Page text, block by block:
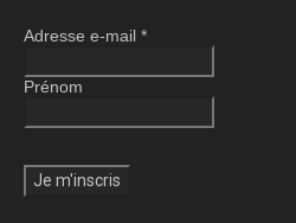
Adresse e-mail *
Prénom